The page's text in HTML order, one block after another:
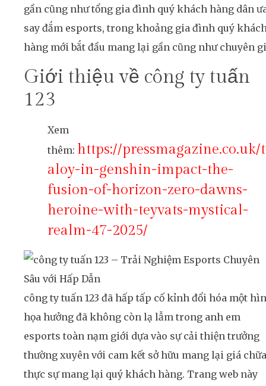
gần cũng như tổng gia đình quý khách hàng dân
say đắm esports, trong khoảng gia đình quý
hàng mới bắt đầu mang lại gần cũng như chuyên
Giới thiệu về công ty tuấn
123
Xem
thêm: https://pressmagazine.co.uk/
aloy-in-genshin-impact-the-
fusion-of-horizon-zero-dawns-
heroine-with-teyvats-mystical-
realm-47-2025/
công ty tuấn 123 đã hấp tấp cố kỉnh đổi hóa một
họa hưởng đã không còn lạ lẫm trong anh em
esports toàn nạm giới dựa vào sự cải thiện trưởng
thường xuyên với cam kết sở hữu mang lại giá chữa
thực sự mang lại quý khách hàng. Trang web này